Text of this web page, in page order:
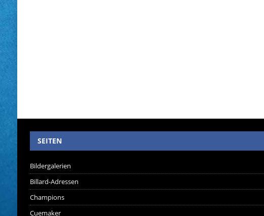
SEITEN
Bildergalerien
Billard-Adressen
Champions
Cuemaker